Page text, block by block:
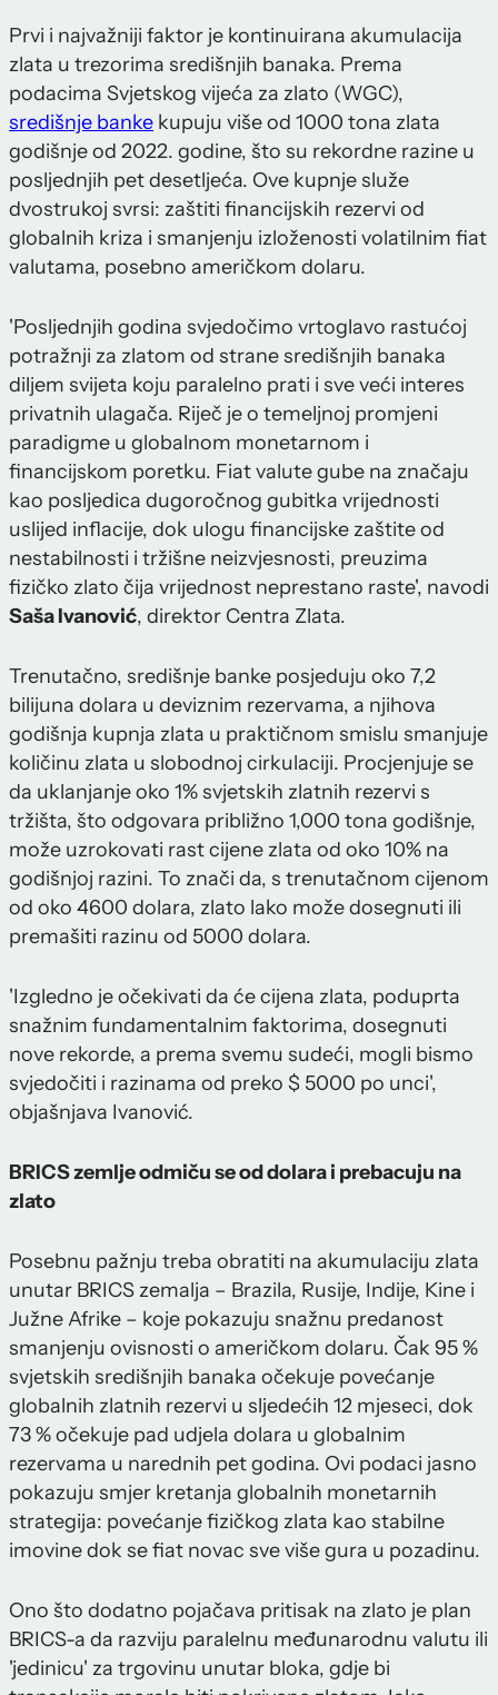
Prvi i najvažniji faktor je kontinuirana akumulacija
zlata u trezorima središnjih banaka. Prema
podacima Svjetskog vijeća za zlato (WGC),
središnje banke kupuju više od 1000 tona zlata
godišnje od 2022. godine, što su rekordne razine u
posljednjih pet desetljeća. Ove kupnje služe
dvostrukoj svrsi: zaštiti financijskih rezervi od
globalnih kriza i smanjenju izloženosti volatilnim fiat
valutama, posebno američkom dolaru.
'Posljednjih godina svjedočimo vrtoglavo rastućoj
potražnji za zlatom od strane središnjih banaka
diljem svijeta koju paralelno prati i sve veći interes
privatnih ulagača. Riječ je o temeljnoj promjeni
paradigme u globalnom monetarnom i
financijskom poretku. Fiat valute gube na značaju
kao posljedica dugoročnog gubitka vrijednosti
uslijed inflacije, dok ulogu financijske zaštite od
nestabilnosti i tržišne neizvjesnosti, preuzima
fizičko zlato čija vrijednost neprestano raste', navodi
Saša Ivanović, direktor Centra Zlata.
Trenutačno, središnje banke posjeduju oko 7,2
bilijuna dolara u deviznim rezervama, a njihova
godišnja kupnja zlata u praktičnom smislu smanjuje
količinu zlata u slobodnoj cirkulaciji. Procjenjuje se
da uklanjanje oko 1% svjetskih zlatnih rezervi s
tržišta, što odgovara približno 1,000 tona godišnje,
može uzrokovati rast cijene zlata od oko 10% na
godišnjoj razini. To znači da, s trenutačnom cijenom
od oko 4600 dolara, zlato lako može dosegnuti ili
premašiti razinu od 5000 dolara.
'Izgledno je očekivati da će cijena zlata, poduprta
snažnim fundamentalnim faktorima, dosegnuti
nove rekorde, a prema svemu sudeći, mogli bismo
svjedočiti i razinama od preko $ 5000 po unci',
objašnjava Ivanović.
BRICS zemlje odmiču se od dolara i prebacuju na
zlato
Posebnu pažnju treba obratiti na akumulaciju zlata
unutar BRICS zemalja – Brazila, Rusije, Indije, Kine i
Južne Afrike – koje pokazuju snažnu predanost
smanjenju ovisnosti o američkom dolaru. Čak 95 %
svjetskih središnjih banaka očekuje povećanje
globalnih zlatnih rezervi u sljedećih 12 mjeseci, dok
73 % očekuje pad udjela dolara u globalnim
rezervama u narednih pet godina. Ovi podaci jasno
pokazuju smjer kretanja globalnih monetarnih
strategija: povećanje fizičkog zlata kao stabilne
imovine dok se fiat novac sve više gura u pozadinu.
Ono što dodatno pojačava pritisak na zlato je plan
BRICS-a da razviju paralelnu međunarodnu valutu ili
'jedinicu' za trgovinu unutar bloka, gdje bi